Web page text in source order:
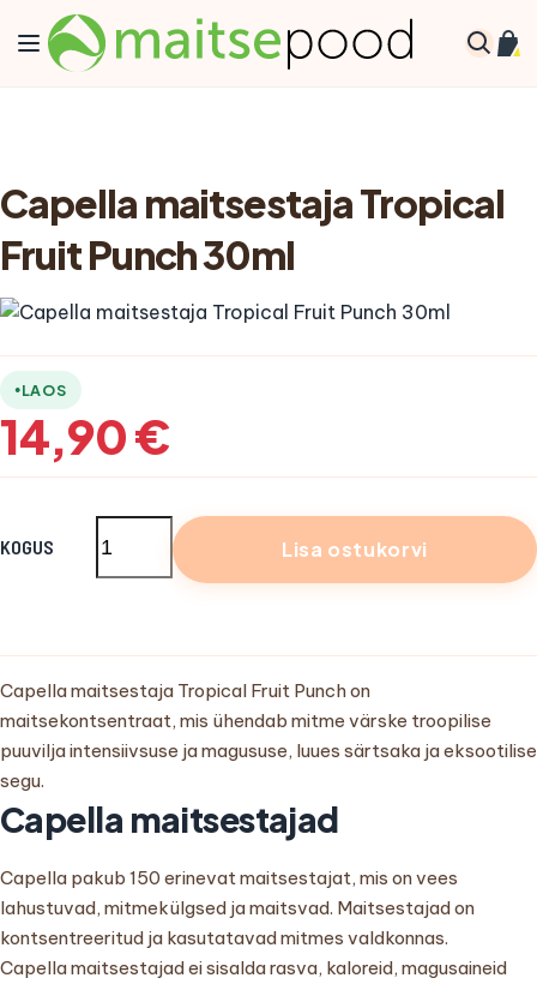
Skip to Content
Toggle Nav
Capella maitsestaja Tropical
Fruit Punch 30ml
LAOS
14,90 €
KOGUS Lisa ostukorvi
Capella maitsestaja Tropical Fruit Punchon
maitsekontsentraat, mis ühendab mitme värske troopilise
puuvilja intensiivsuse ja magususe, luues särtsaka ja eksootilise
segu.
Capella maitsestajad
Capella pakub 150 erinevat maitsestajat, mis on vees
lahustuvad, mitmekülgsed ja maitsvad. Maitsestajad on
kontsentreeritud ja kasutatavad mitmes valdkonnas.
Capella maitsestajad ei sisalda rasva, kaloreid, magusaineid